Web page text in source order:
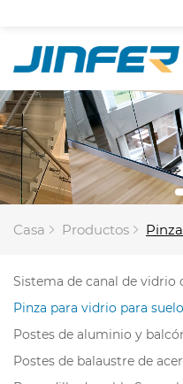
Casa Productos
Sistema de canal de vidrio
Pinza para vidrio para suelo
Postes de aluminio y
Postes de balaustre de